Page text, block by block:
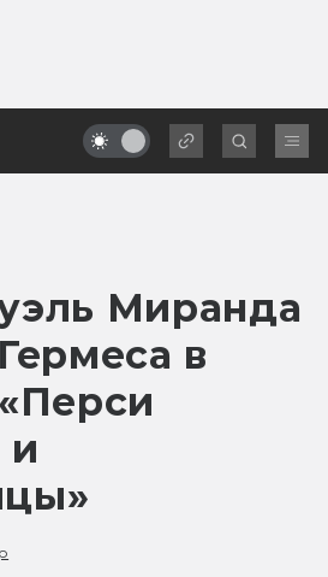
Миранда
в
и